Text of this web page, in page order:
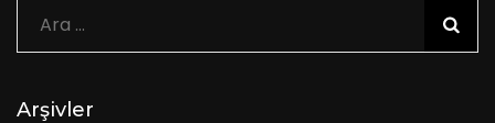
Arama:
Arşivler